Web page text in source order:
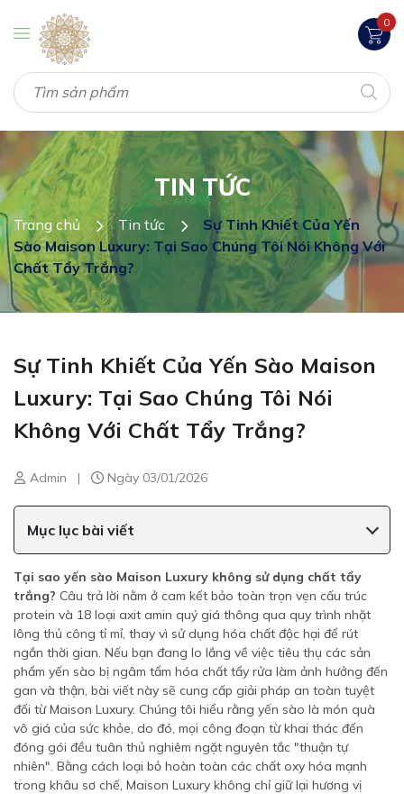
0
TIN TỨC
Trang chủ Tin tức
Sự Tinh Khiết Của Yến
Sào Maison Luxury: Tại Sao Chúng Tôi Nói Không Với
Chất Tẩy Trắng?
Sự Tinh Khiết Của Yến Sào Maison
Luxury: Tại Sao Chúng Tôi Nói
Không Với Chất Tẩy Trắng?
Admin | Ngày 03/01/2026
Mục lục bài viết
Tại sao yến sào Maison Luxury không sử dụng chất tẩy
trắng? Câu trả lời nằm ở cam kết bảo toàn trọn vẹn cấu trúc
protein và 18 loại axit amin quý giá thông qua quy trình nhặt
lông thủ công tỉ mỉ, thay vì sử dụng hóa chất độc hại để rút
ngắn thời gian. Nếu bạn đang lo lắng về việc tiêu thụ các sản
phẩm yến sào bị ngâm tẩm hóa chất tẩy rửa làm ảnh hưởng đến
gan và thận, bài viết này sẽ cung cấp giải pháp an toàn tuyệt
đối từ Maison Luxury. Chúng tôi hiểu rằng yến sào là món quà
vô giá của sức khỏe, do đó, mọi công đoạn từ khai thác đến
đóng gói đều tuân thủ nghiêm ngặt nguyên tắc "thuận tự
nhiên". Bằng cách loại bỏ hoàn toàn các chất oxy hóa mạnh
trong khâu sơ chế, Maison Luxury không chỉ giữ lại hương vị